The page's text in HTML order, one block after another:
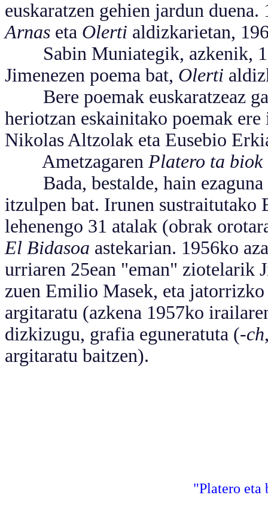
euskaratzen gehien jardun
Arnas eta Olerti aldizkarietan,
Sabin Muniategik, azkenik,
Jimenezen poema bat, Olerti
Bere poemak euskaratzeaz
heriotzan eskainitako poemak
Nikolas Altzolak eta Eusebio
Ametzagaren Platero ta biok
Bada, bestalde, hain ezaguna
itzulpen bat. Irunen
lehenengo 31 atalak (obrak
El Bidasoa astekarian. 1956ko
urriaren 25ean "eman" ziotelarik
zuen Emilio Masek, eta
argitaratu (azkena 1957ko
dizkizugu, grafia eguneratuta (-ch
argitaratu baitzen).
"Platero eta